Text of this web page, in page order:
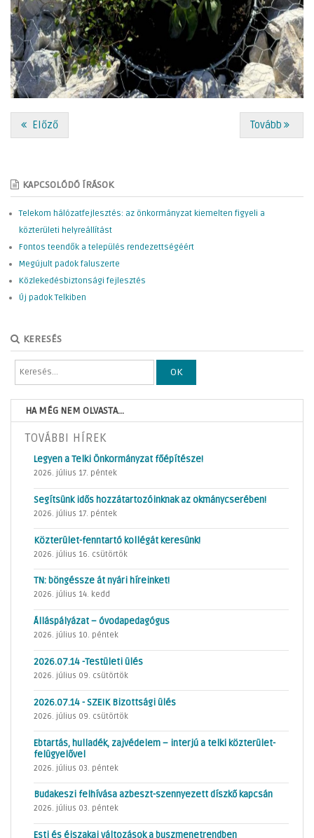
Előző Tovább
KAPCSOLÓDÓ ÍRÁSOK
Telekom hálózatfejlesztés: az önkormányzat kiemelten figyeli a
közterületi helyreállítást
Fontos teendők a település rendezettségéért
Megújult padok faluszerte
Közlekedésbiztonsági fejlesztés
Új padok Telkiben
KERESÉS
OK
HA MÉG NEM OLVASTA...
TOVÁBBI HÍREK
Legyen a Telki Önkormányzat főépítésze!
2026. július 17. péntek
Segítsünk idős hozzátartozóinknak az okmánycserében!
2026. július 17. péntek
Közterület-fenntartó kollégát keresünk!
2026. július 16. csütörtök
TN: böngéssze át nyári híreinket!
2026. július 14. kedd
Álláspályázat – óvodapedagógus
2026. július 10. péntek
2026.07.14 -Testületi ülés
2026. július 09. csütörtök
2026.07.14 - SZEIK Bizottsági ülés
2026. július 09. csütörtök
Ebtartás, hulladék, zajvédelem – interjú a telki közterület-
felügyelővel
2026. július 03. péntek
Budakeszi felhívása azbeszt-szennyezett díszkő kapcsán
2026. július 03. péntek
Esti és éjszakai változások a buszmenetrendben